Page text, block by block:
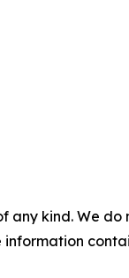
any kind. We